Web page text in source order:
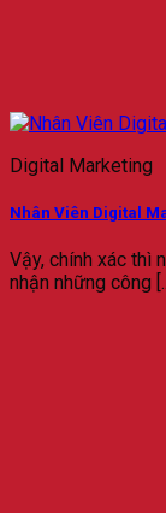
Digital Marketing
Nhân Viên Digital
Vậy, chính xác thì
nhận những công